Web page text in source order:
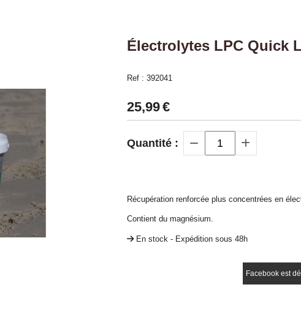
Électrolytes LPC Quick
Ref : 392041
25,99€
Quantité :
Récupération renforcée plus concentrées en
Contient du magnésium.
En stock - Expédition sous 48h
Facebook est